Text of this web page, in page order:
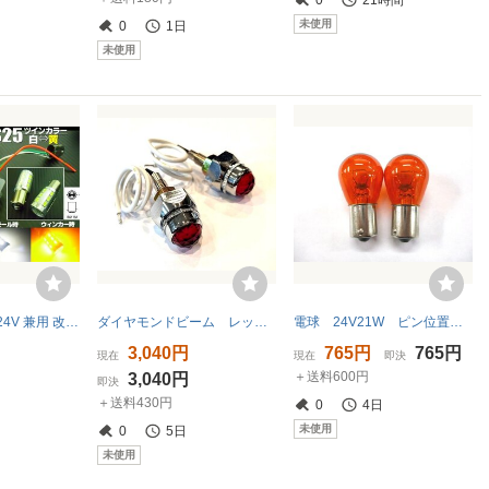
0
1日
未使用
未使用
トラック可 12V 24V 兼用 改良型 ウイポジ ツインカラー バルブ S25 ピン角 150° ソケット LED 白 橙 ウインカーポジションキット 黄 G ダイヤモンドビーム レッド（赤） 2個セット 12V/24V共用 パイロットランプ ナンバーボルトに！
現在 3,040円
即決 3,040円
＋送料430円
0
5日
未使用
電球 24V21W ピン位置違い ピン違い アンバー（橙） シングル球 2個セット
現在 765円 即決 765円
＋送料600円
0
4日
未使用